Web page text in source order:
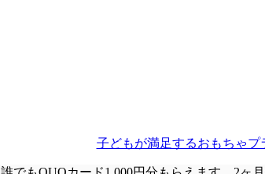
子どもが満足するおもちゃ